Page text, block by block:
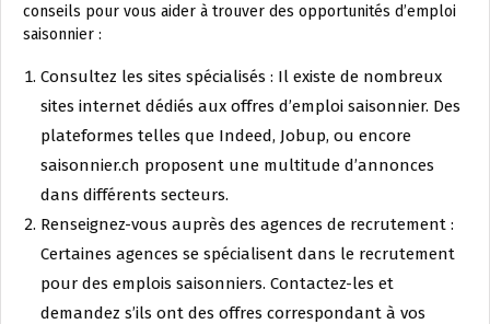
conseils pour vous aider à trouver des opportunités d’emploi
saisonnier :
Consultez les sites spécialisés : Il existe de nombreux
sites internet dédiés aux offres d’emploi saisonnier. Des
plateformes telles que Indeed, Jobup, ou encore
saisonnier.ch proposent une multitude d’annonces
dans différents secteurs.
Renseignez-vous auprès des agences de recrutement :
Certaines agences se spécialisent dans le recrutement
pour des emplois saisonniers. Contactez-les et
demandez s’ils ont des offres correspondant à vos